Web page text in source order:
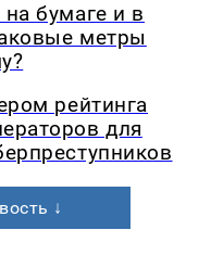
бумаге и в
метры
рейтинга
для
↓